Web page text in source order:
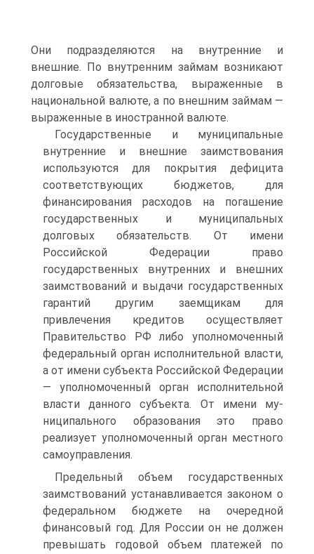
Они подразделяются на внутренние и
внешние. По внутренним займам возникают
долговые обязательст­ва, выраженные в
национальной валюте, а по внешним займам —
выраженные в иностранной валюте.
Государственные и муниципальные
внутренние и внешние за­имствования
используются для покрытия дефицита
соответствую­щих бюджетов, для
финансирования расходов на погашение
госу­дарственных и муниципальных
долговых обязательств. От имени
Российской Федерации право
государственных внутренних и внеш­них
заимствований и выдачи государственных
гарантий другим за­емщикам для
привлечения кредитов осуществляет
Правительство РФ либо уполномоченный
федеральный орган исполнительной вла­сти,
а от имени субъекта Российской Федерации
— уполномочен­ный орган исполнительной
власти данного субъекта. От имени му­
ниципального образования это право
реализует уполномоченный орган местного
самоуправления.
Предельный объем государственных
заимствований устанавли­вается законом о
федеральном бюджете на очередной
финансовый год. Для России он не должен
превышать годовой объем платежей по